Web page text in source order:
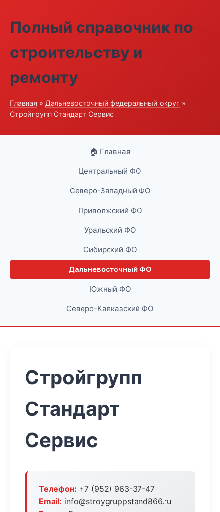
Полный справочник по
строительству и
ремонту
Главная » Дальневосточный федеральный округ »
Стройгрупп Стандарт Сервис
🏠 Главная
Центральный ФО
Северо-Западный ФО
Приволжский ФО
Уральский ФО
Сибирский ФО
Дальневосточный ФО
Южный ФО
Северо-Кавказский ФО
Стройгрупп
Стандарт
Сервис
Телефон: +7 (952) 963-37-47
Email: info@stroygruppstand866.ru